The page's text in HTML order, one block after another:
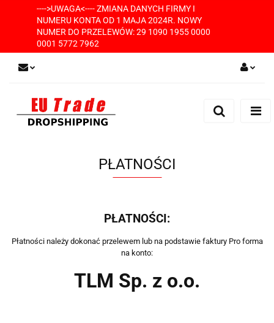
---->UWAGA<---- ZMIANA DANYCH FIRMY I
NUMERU KONTA OD 1 MAJA 2024R. NOWY
NUMER DO PRZELEWÓW: 29 1090 1955 0000
0001 5772 7962
Zarejestruj się
PŁATNOŚCI
PŁATNOŚCI:
Płatności należy dokonać przelewem lub na podstawie faktury Pro forma
na konto:
TLM Sp. z o.o.